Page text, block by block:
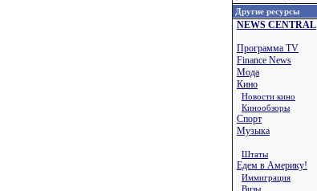
Другие ресурсы
NEWS CENTRAL
Программа TV
Finance News
Мода
Кино
Новости кино
Кинообзоры
Спорт
Музыка
Штаты
Едем в Америку!
Иммиграция
Визы